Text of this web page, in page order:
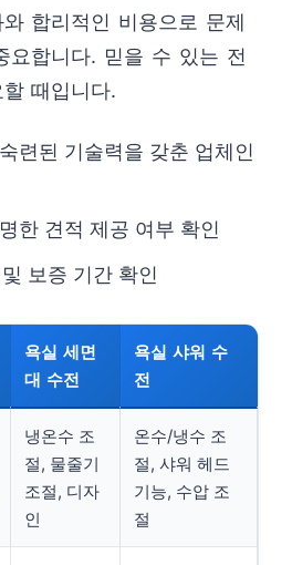
합리적인 비용으로 문제
요합니다. 믿을 수 있는 전
때입니다.
련된 기술력을 갖춘 업체인
한 견적 제공 여부 확인
보증 기간 확인
욕실 세면
대 수전
욕실 샤워 수
전
냉온수 조
절, 물줄기
조절, 디자
인
온수/냉수 조
절, 샤워 헤드
기능, 수압 조
절